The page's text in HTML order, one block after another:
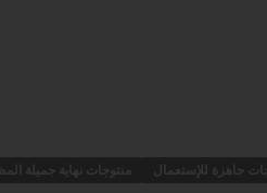
جاهزة للإستعمال منتوجات نهاية جميلة